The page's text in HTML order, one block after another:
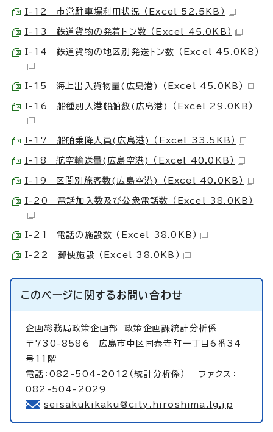
I-12 市営駐車場利用状況 （Excel 52.5KB）
I-13 鉄道貨物の発着トン数 （Excel 45.0KB）
I-14 鉄道貨物の地区別発送トン数 （Excel 45.0KB）
I-15 海上出入貨物量(広島港) （Excel 45.0KB）
I-16 船種別入港船舶数(広島港) （Excel 29.0KB）
I-17 船舶乗降人員(広島港) （Excel 33.5KB）
I-18 航空輸送量(広島空港) （Excel 40.0KB）
I-19 区間別旅客数(広島空港) （Excel 40.0KB）
I-20 電話加入数及び公衆電話数 （Excel 38.0KB）
I-21 電話の施設数 （Excel 38.0KB）
I-22 郵便施設 （Excel 38.0KB）
このページに関するお問い合わせ
企画総務局政策企画部政策企画課統計分析係
〒730-8586 広島市中区国泰寺町一丁目6番34
号11階
電話：082-504-2012（統計分析係） ファクス：
082-504-2029
seisakukikaku@city.hiroshima.lg.jp